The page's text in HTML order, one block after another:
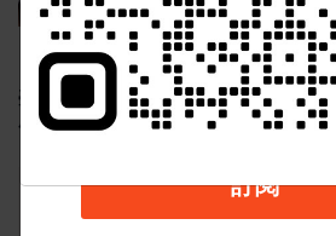
Jun 19 2026 191
臺南安平龍舟賽結合反賄選宣導 政風
廉潔民主新風貌
訂閱